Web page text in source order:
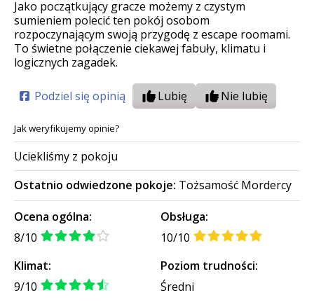
Jako początkujący gracze możemy z czystym
sumieniem polecić ten pokój osobom
rozpoczynającym swoją przygodę z escape roomami.
To świetne połączenie ciekawej fabuły, klimatu i
logicznych zagadek.
Podziel się opinią Lubię Nie lubię
Jak weryfikujemy opinie?
Uciekliśmy z pokoju
Ostatnio odwiedzone pokoje: Tożsamość Mordercy
Ocena ogólna:
8/10
Obsługa:
10/10
Klimat:
9/10
Poziom trudności:
Średni